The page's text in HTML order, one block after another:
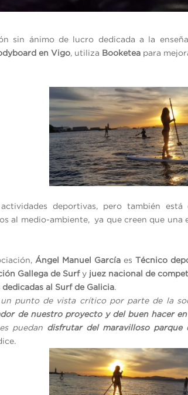
sin ánimo de lucro dedicada a la
en Vigo, utiliza Booketea para
deportivas, pero también
al medio-ambiente, ya que creen que
Ángel Manuel García es Técnico
Gallega de Surfy juez nacional de
al Surf de Galicia.
un punto de vista crítico por parte de la
de nuestro proyecto y del buen hacer
puedan disfrutar del maravilloso